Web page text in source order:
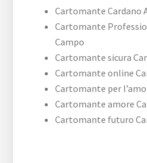
Cartomante Cardano
Cartomante
Campo
Cartomante sicura
Cartomante online
Cartomante per
Cartomante amore
Cartomante futuro